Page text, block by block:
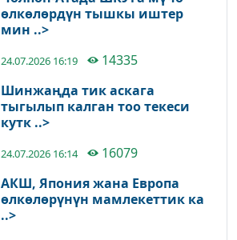
өлкөлөрдүн тышкы иштер
мин ..>
24.07.2026 16:19
14335
Шинжаңда тик аскага
тыгылып калган тоо текеси
кутк ..>
24.07.2026 16:14
16079
АКШ, Япония жана Европа
өлкөлөрүнүн мамлекеттик ка
..>